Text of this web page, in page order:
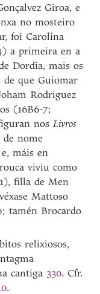
Giroa, e
no mosteiro
foi Carolina
a primeira en a
Dordia, mais os
que Guiomar
Rodriguez
(16B6-7;
nosLivros
de nome
máis en
viviu como
filla de Men
Mattoso
tamén Brocardo
relixiosos,
cantiga 330. Cfr.
.